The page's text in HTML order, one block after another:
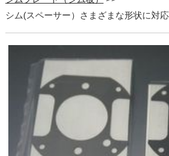
シム(スペーサー）さまざまな形状に対応